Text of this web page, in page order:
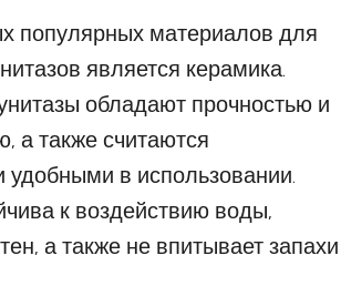
популярных материалов для
является керамика.
обладают прочностью и
а также считаются
удобными в использовании.
к воздействию воды,
а также не впитывает запахи